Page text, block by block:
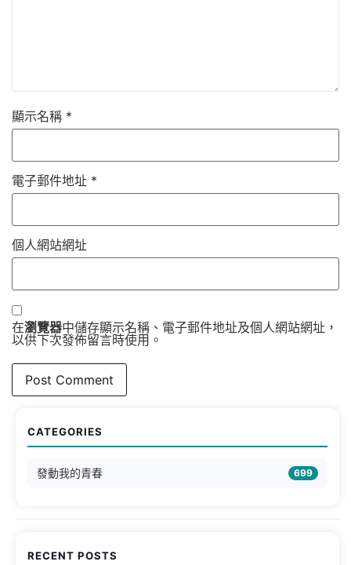
顯示名稱 *
電子郵件地址 *
個人網站網址
在瀏覽器中儲存顯示名稱、電子郵件地址及個人網站網址，
以供下次發佈留言時使用。
CATEGORIES
發動我的青春 699
RECENT POSTS